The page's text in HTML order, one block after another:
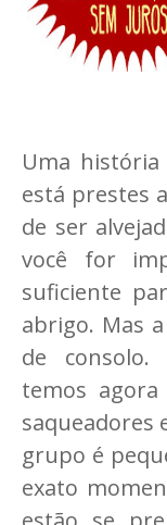
Uma
está prestes
de ser
você for
suficiente
abrigo. Mas
de
temos
saqueadores
grupo é
exato